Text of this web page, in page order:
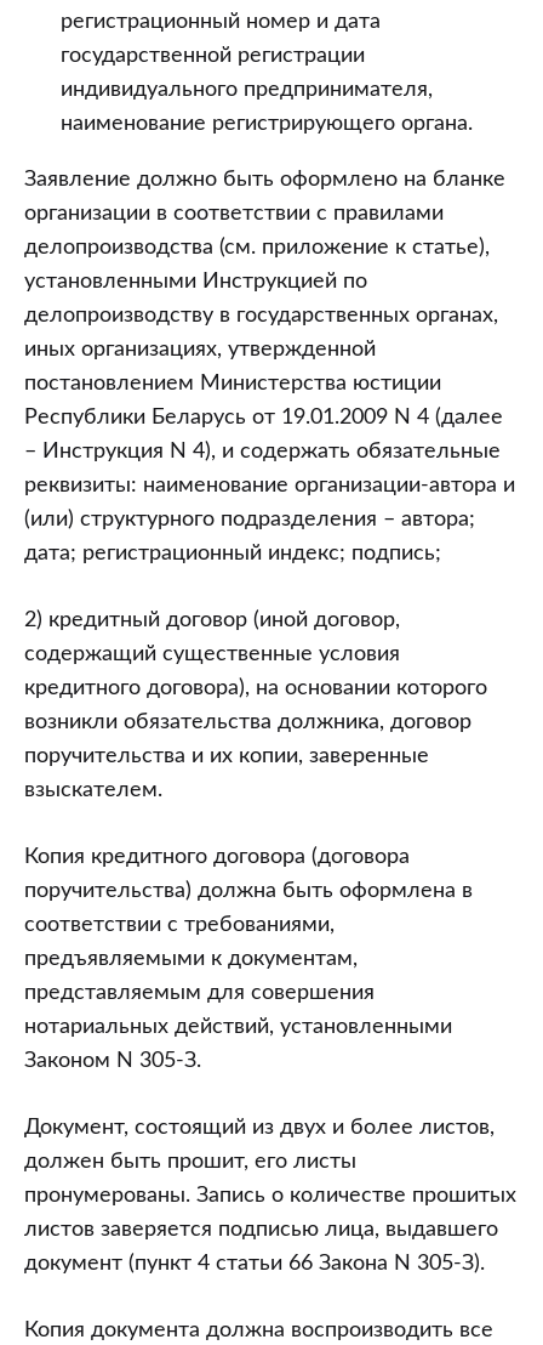
регистрационный номер и дата
государственной регистрации
индивидуального предпринимателя,
наименование регистрирующего органа.
Заявление должно быть оформлено на бланке
организации в соответствии с правилами
делопроизводства (см. приложение к статье),
установленными Инструкцией по
делопроизводству в государственных органах,
иных организациях, утвержденной
постановлением Министерства юстиции
Республики Беларусь от 19.01.2009 N 4 (далее
– Инструкция N 4), и содержать обязательные
реквизиты: наименование организации-автора и
(или) структурного подразделения – автора;
дата; регистрационный индекс; подпись;
2) кредитный договор (иной договор,
содержащий существенные условия
кредитного договора), на основании которого
возникли обязательства должника, договор
поручительства и их копии, заверенные
взыскателем.
Копия кредитного договора (договора
поручительства) должна быть оформлена в
соответствии с требованиями,
предъявляемыми к документам,
представляемым для совершения
нотариальных действий, установленными
Законом N 305-З.
Документ, состоящий из двух и более листов,
должен быть прошит, его листы
пронумерованы. Запись о количестве прошитых
листов заверяется подписью лица, выдавшего
документ (пункт 4 статьи 66 Закона N 305-З).
Копия документа должна воспроизводить все